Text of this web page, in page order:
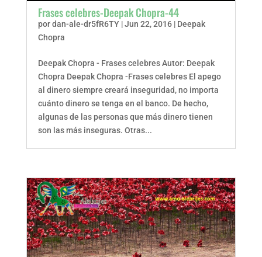
Frases celebres-Deepak Chopra-44
pordan-ale-dr5fR6TY|Jun 22, 2016| Deepak
Chopra
Deepak Chopra - Frases celebres Autor: Deepak
Chopra Deepak Chopra -Frases celebres El apego
al dinero siempre creará inseguridad, no importa
cuánto dinero se tenga en el banco. De hecho,
algunas de las personas que más dinero tienen
son las más inseguras. Otras...